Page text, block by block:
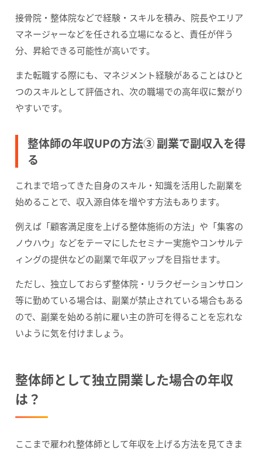
接骨院・整体院などで経験・スキルを積み、院長やエリア
マネージャーなどを任される立場になると、責任が伴う
分、昇給できる可能性が高いです。
また転職する際にも、マネジメント経験があることはひと
つのスキルとして評価され、次の職場での高年収に繋がり
やすいです。
整体師の年収UPの方法③ 副業で副収入を得
る
これまで培ってきた自身のスキル・知識を活用した副業を
始めることで、収入源自体を増やす方法もあります。
例えば「顧客満足度を上げる整体施術の方法」や「集客の
ノウハウ」などをテーマにしたセミナー実施やコンサルテ
ィングの提供などの副業で年収アップを目指せます。
ただし、独立しておらず整体院・リラクゼーションサロン
等に勤めている場合は、副業が禁止されている場合もある
ので、副業を始める前に雇い主の許可を得ることを忘れな
いように気を付けましょう。
整体師として独立開業した場合の年収
は？
ここまで雇われ整体師として年収を上げる方法を見てきま